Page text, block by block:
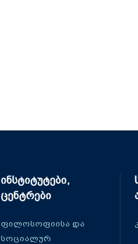
ინსტიტუტები,
ცენტრები
ფილოსოფიისა და
სოციალურ